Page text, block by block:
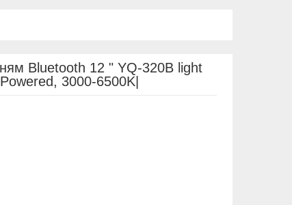
Bluetooth 12 " YQ-320B light
3000-6500K|